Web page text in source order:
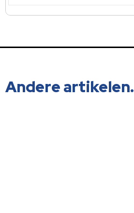
Andere artikelen.